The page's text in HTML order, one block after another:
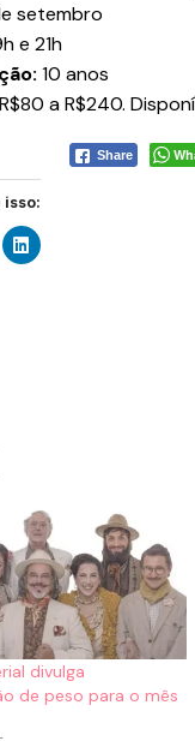
setembro
e 21h
10 anos
R$80 a R$240.
Share
isso:
divulga
de peso para o mês